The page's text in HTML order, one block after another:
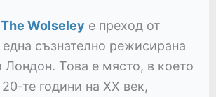
The Wolseley е преход от
съзнателно режисирана
Лондон. Това е място, в което
те години на XX век,